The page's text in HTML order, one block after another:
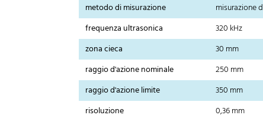
metodo di misurazione
misurazione
frequenza ultrasonica
320 kHz
zona cieca
30 mm
raggio d'azione nominale
250 mm
raggio d'azione limite
350 mm
risoluzione
0,36 mm